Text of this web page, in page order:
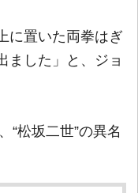
に置いた両拳はぎ
ました」と、ジョ
松坂二世”の異名